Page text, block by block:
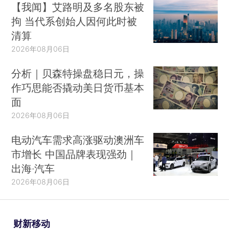
【我闻】艾路明及多名股东被
拘 当代系创始人因何此时被
清算
2026年08月06日
分析｜贝森特操盘稳日元，操
作巧思能否撬动美日货币基本
面
2026年08月06日
电动汽车需求高涨驱动澳洲车
市增长 中国品牌表现强劲｜
出海·汽车
2026年08月06日
财新移动